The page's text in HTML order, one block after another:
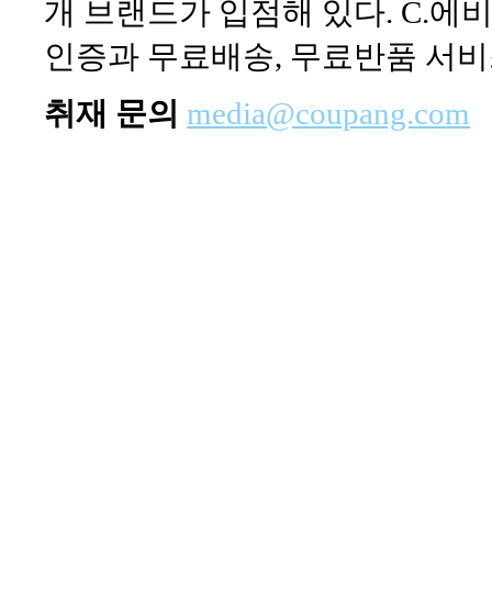
개 브랜드가 입점해 있다. C.에
인증과 무료배송, 무료반품 서
취재 문의 media@coupang.com